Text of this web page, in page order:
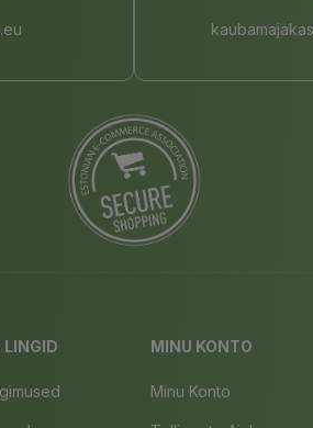
LINGID MINU KONTO
Minu Konto